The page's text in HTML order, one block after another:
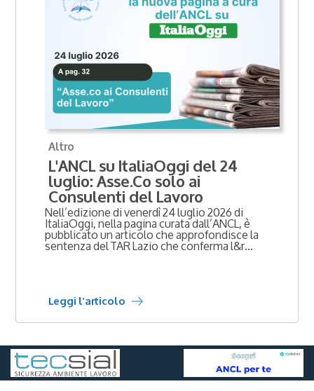
Altro
L'ANCL su ItaliaOggi del 24
luglio: Asse.Co solo ai
Consulenti del Lavoro
Nell’edizione di venerdì 24 luglio 2026 di
ItaliaOggi, nella pagina curata dall’ANCL, è
pubblicato un articolo che approfondisce la
sentenza del TAR Lazio che conferma l&r...
Leggi l'articolo